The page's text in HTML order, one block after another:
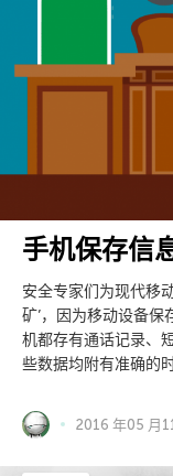
手机保存信
安全专家们为现代移
矿’，因为移动设备
机都存有通话记录、
些数据均附有准确的
2016 年05 月